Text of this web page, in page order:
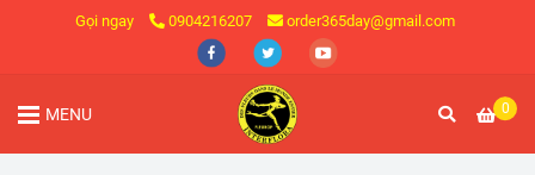
Gọi ngay 0904216207 order365day@gmail.com
0
MENU